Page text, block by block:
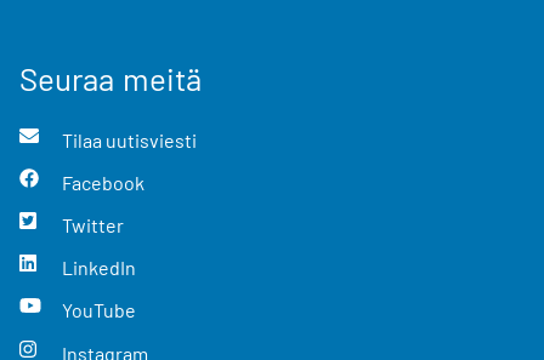
Seuraa meitä
Tilaa uutisviesti
Facebook
Twitter
LinkedIn
YouTube
Instagram